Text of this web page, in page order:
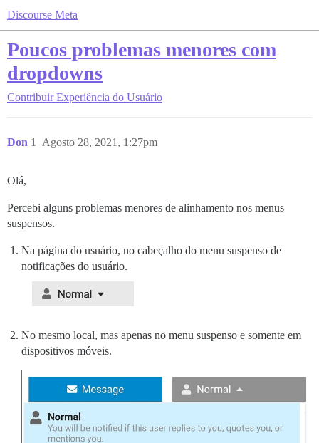
Discourse Meta
Poucos problemas menores com
dropdowns
Contribuir Experiência do Usuário
Don Agosto 28, 2021, 1:27pm
1
Olá,
Percebi alguns problemas menores de alinhamento nos menus
suspensos.
Na página do usuário, no cabeçalho do menu suspenso de
notificações do usuário.
No mesmo local, mas apenas no menu suspenso e somente em
dispositivos móveis.